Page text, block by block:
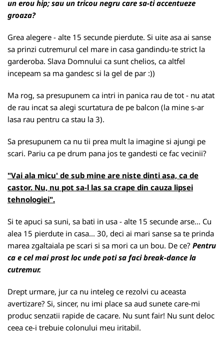
un erou hip; sau un tricou negru care sa-ti accentueze
groaza?
Grea alegere - alte 15 secunde pierdute. Si uite asa ai sanse
sa prinzi cutremurul cel mare in casa gandindu-te strict la
garderoba. Slava Domnului ca sunt chelios, ca altfel
incepeam sa ma gandesc si la gel de par :))
Ma rog, sa presupunem ca intri in panica rau de tot - nu atat
de rau incat sa alegi scurtatura de pe balcon (la mine s-ar
lasa rau pentru ca stau la 3).
Sa presupunem ca nu tii prea mult la imagine si ajungi pe
scari. Pariu ca pe drum pana jos te gandesti ce fac vecinii?
"Vai ala micu' de sub mine are niste dinti asa, ca de
castor. Nu, nu pot sa-l las sa crape din cauza lipsei
tehnologiei".
Si te apuci sa suni, sa bati in usa - alte 15 secunde arse... Cu
alea 15 pierdute in casa... 30, deci ai mari sanse sa te prinda
marea zgaltaiala pe scari si sa mori ca un bou. De ce? Pentru
ca e cel mai prost loc unde poti sa faci break-dance la
cutremur.
Drept urmare, jur ca nu inteleg ce rezolvi cu aceasta
avertizare? Si, sincer, nu imi place sa aud sunete care-mi
produc senzatii rapide de cacare. Nu sunt fair! Nu sunt deloc
ceea ce-i trebuie colonului meu iritabil.